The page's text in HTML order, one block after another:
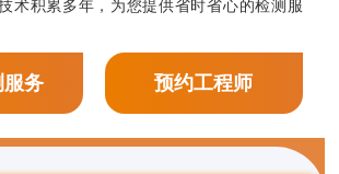
术积累多年，为您提供省时省心的检测服
服务 预约工程师